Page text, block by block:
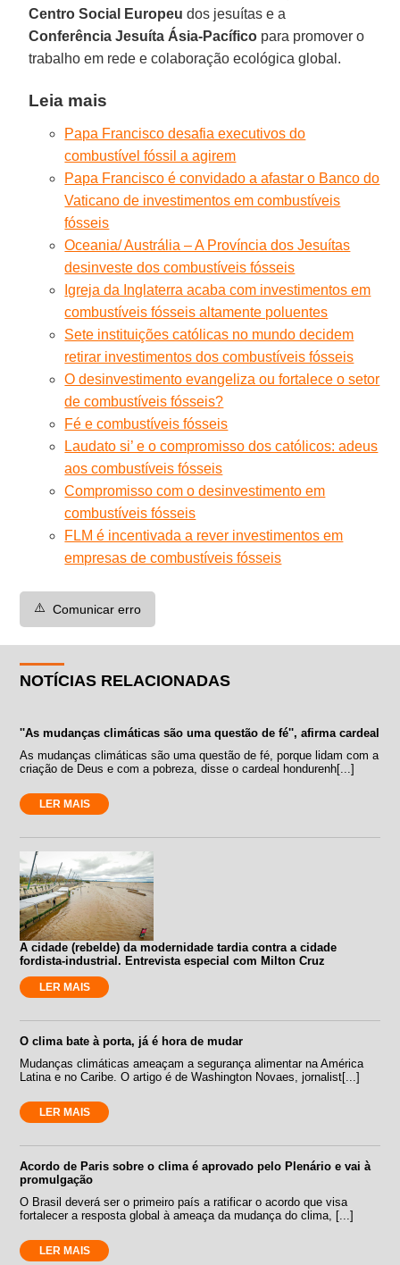
Centro Social Europeu dos jesuítas e a
Conferência Jesuíta Ásia-Pacífico para promover o
trabalho em rede e colaboração ecológica global.
Leia mais
Papa Francisco desafia executivos do
combustível fóssil a agirem
Papa Francisco é convidado a afastar o Banco do
Vaticano de investimentos em combustíveis
fósseis
Oceania/ Austrália – A Província dos Jesuítas
desinveste dos combustíveis fósseis
Igreja da Inglaterra acaba com investimentos em
combustíveis fósseis altamente poluentes
Sete instituições católicas no mundo decidem
retirar investimentos dos combustíveis fósseis
O desinvestimento evangeliza ou fortalece o setor
de combustíveis fósseis?
Fé e combustíveis fósseis
Laudato si’ e o compromisso dos católicos: adeus
aos combustíveis fósseis
Compromisso com o desinvestimento em
combustíveis fósseis
FLM é incentivada a rever investimentos em
empresas de combustíveis fósseis
⚠️ Comunicar erro
NOTÍCIAS RELACIONADAS
''As mudanças climáticas são uma questão de fé'', afirma cardeal
As mudanças climáticas são uma questão de fé, porque lidam com a
criação de Deus e com a pobreza, disse o cardeal hondurenh[...]
LER MAIS
A cidade (rebelde) da modernidade tardia contra a cidade
fordista-industrial. Entrevista especial com Milton Cruz
LER MAIS
O clima bate à porta, já é hora de mudar
Mudanças climáticas ameaçam a segurança alimentar na América
Latina e no Caribe. O artigo é de Washington Novaes, jornalist[...]
LER MAIS
Acordo de Paris sobre o clima é aprovado pelo Plenário e vai à
promulgação
O Brasil deverá ser o primeiro país a ratificar o acordo que visa
fortalecer a resposta global à ameaça da mudança do clima, [...]
LER MAIS